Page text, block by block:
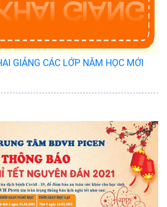
GIẢNG CÁC LỚP NĂM HỌC MỚI